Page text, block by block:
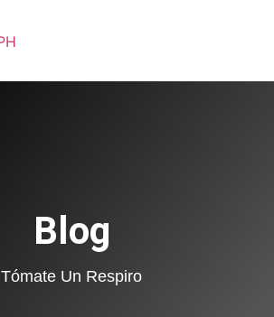
Blog
Tómate Un Respiro